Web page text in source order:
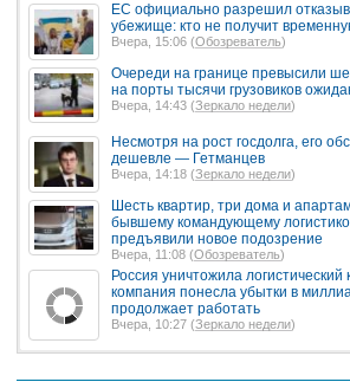
ЕС официально разрешил
убежище: кто не получит
Вчера, 15:06 (Обозреватель)
Очереди на границе превысили
на порты тысячи грузовиков
Вчера, 14:43 (Зеркало недели)
Несмотря на рост госдолга, его
дешевле — Гетманцев
Вчера, 14:18 (Зеркало недели)
Шесть квартир, три дома и
бывшему командующему
предъявили новое подозрение
Вчера, 11:08 (Обозреватель)
Россия уничтожила логистический
компания понесла убытки в
продолжает работать
Вчера, 10:27 (Зеркало недели)